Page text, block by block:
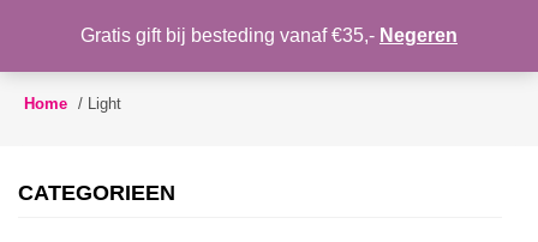
Toggle
WENSLIJST
Home / Light
CATEGORIEEN
Gratis gift bij besteding vanaf €35,- Negeren